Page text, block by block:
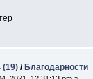
(19) /Благодарности